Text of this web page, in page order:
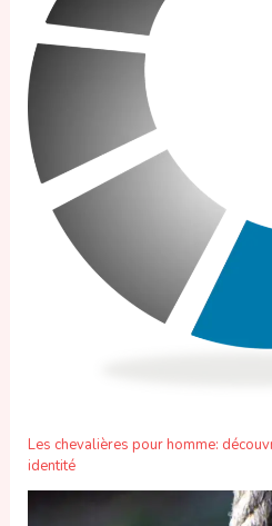
Les chevalières pour homme:
identité